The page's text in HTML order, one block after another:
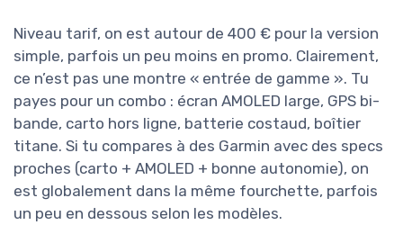
Niveau tarif, on est autour de 400 € pour la version
simple, parfois un peu moins en promo. Clairement,
ce n’est pas une montre « entrée de gamme ». Tu
payes pour un combo : écran AMOLED large, GPS bi-
bande, carto hors ligne, batterie costaud, boîtier
titane. Si tu compares à des Garmin avec des specs
proches (carto + AMOLED + bonne autonomie), on
est globalement dans la même fourchette, parfois
un peu en dessous selon les modèles.